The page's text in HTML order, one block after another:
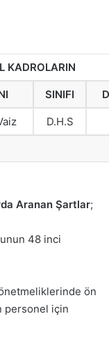
KADROLARIN
SINIFI
D.H.S
Aranan Şartlar;
48 inci
ön
personel için